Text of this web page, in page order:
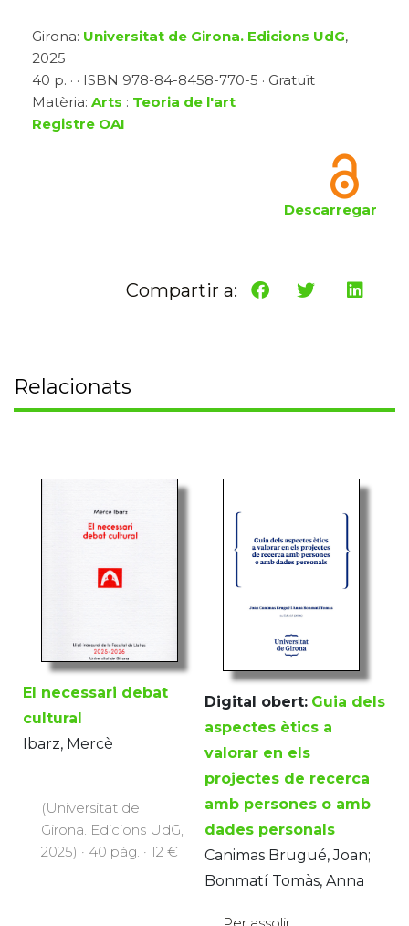
Girona: Universitat de Girona. Edicions UdG,
2025
40 p. · · ISBN 978-84-8458-770-5 · Gratuït
Matèria: Arts : Teoria de l'art
Registre OAI
Descarregar
Compartir a:
Relacionats
El necessari debat
cultural
Ibarz, Mercè
(Universitat de
Girona. Edicions UdG,
2025) · 40 pàg. · 12 €
Digital obert: Guia dels
aspectes ètics a
valorar en els
projectes de recerca
amb persones o amb
dades personals
Canimas Brugué, Joan;
Bonmatí Tomàs, Anna